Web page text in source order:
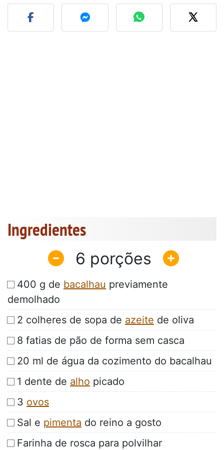
Ingredientes
6
400 g de bacalhau previamente
demolhado
2 colheres de sopa de azeite de oliva
8 fatias de pão de forma sem casca
20 ml de água da cozimento do bacalhau
1 dente de alho picado
3 ovos
Sal e pimenta do reino a gosto
Farinha de rosca para polvilhar